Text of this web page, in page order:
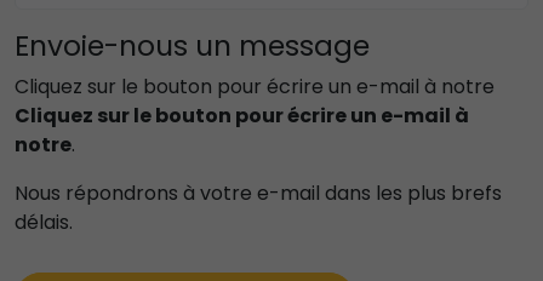
Envoie-nous un message
Cliquez sur le bouton pour écrire un e-mail à notre
Cliquez sur le bouton pour écrire un e-mail à
notre.
Nous répondrons à votre e-mail dans les plus brefs
délais.